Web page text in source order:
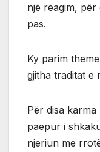
një reagim,
pas.
Ky parim
gjitha traditat e
Për disa karma
paepur i
njeriun me